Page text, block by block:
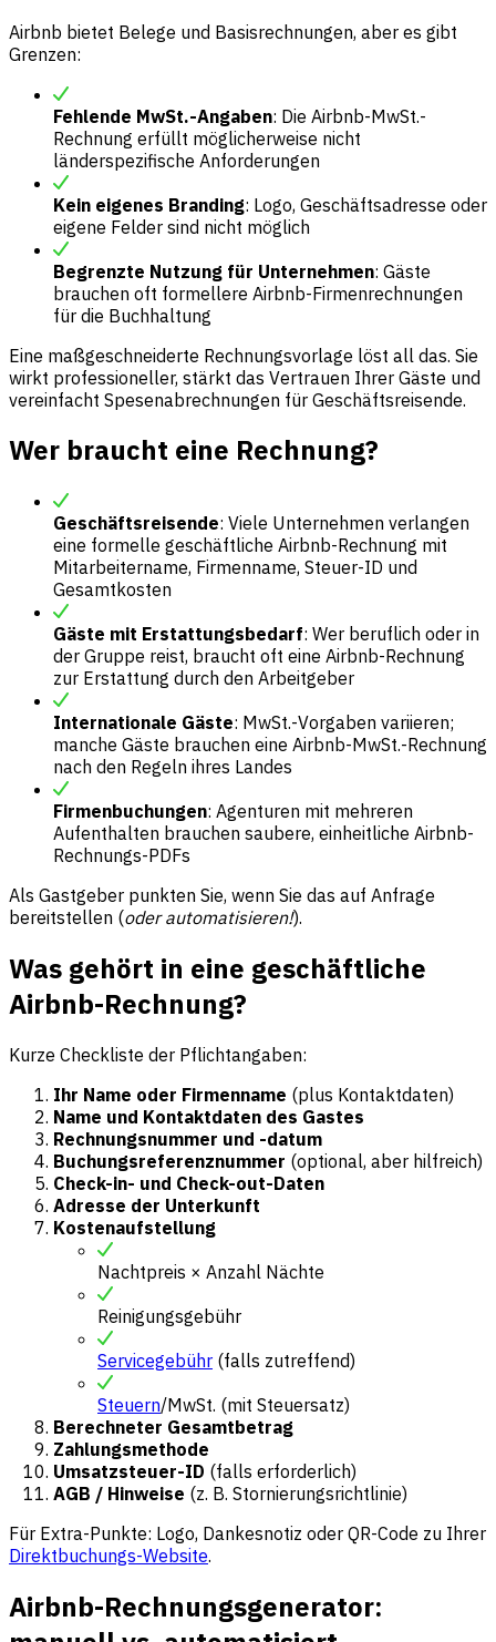
Airbnb bietet Belege und Basisrechnungen, aber es gibt
Grenzen:
Fehlende MwSt.-Angaben: Die Airbnb-MwSt.-
Rechnung erfüllt möglicherweise nicht
länderspezifische Anforderungen
Kein eigenes Branding: Logo, Geschäftsadresse oder
eigene Felder sind nicht möglich
Begrenzte Nutzung für Unternehmen: Gäste
brauchen oft formellere Airbnb-Firmenrechnungen
für die Buchhaltung
Eine maßgeschneiderte Rechnungsvorlage löst all das. Sie
wirkt professioneller, stärkt das Vertrauen Ihrer Gäste und
vereinfacht Spesenabrechnungen für Geschäftsreisende.
Wer braucht eine Rechnung?
Geschäftsreisende: Viele Unternehmen verlangen
eine formelle geschäftliche Airbnb-Rechnung mit
Mitarbeitername, Firmenname, Steuer-ID und
Gesamtkosten
Gäste mit Erstattungsbedarf: Wer beruflich oder in
der Gruppe reist, braucht oft eine Airbnb-Rechnung
zur Erstattung durch den Arbeitgeber
Internationale Gäste: MwSt.-Vorgaben variieren;
manche Gäste brauchen eine Airbnb-MwSt.-Rechnung
nach den Regeln ihres Landes
Firmenbuchungen: Agenturen mit mehreren
Aufenthalten brauchen saubere, einheitliche Airbnb-
Rechnungs-PDFs
Als Gastgeber punkten Sie, wenn Sie das auf Anfrage
bereitstellen (oder automatisieren!).
Was gehört in eine geschäftliche
Airbnb-Rechnung?
Kurze Checkliste der Pflichtangaben:
Ihr Name oder Firmenname (plus Kontaktdaten)
Name und Kontaktdaten des Gastes
Rechnungsnummer und -datum
Buchungsreferenznummer (optional, aber hilfreich)
Check-in- und Check-out-Daten
Adresse der Unterkunft
Kostenaufstellung
Nachtpreis × Anzahl Nächte
Reinigungsgebühr
Servicegebühr (falls zutreffend)
Steuern/MwSt. (mit Steuersatz)
Berechneter Gesamtbetrag
Zahlungsmethode
Umsatzsteuer-ID (falls erforderlich)
AGB / Hinweise (z. B. Stornierungsrichtlinie)
Für Extra-Punkte: Logo, Dankesnotiz oder QR-Code zu Ihrer
Direktbuchungs-Website.
Airbnb-Rechnungsgenerator: